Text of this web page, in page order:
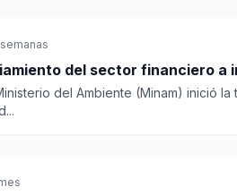
del sector financiero a
del Ambiente (Minam) inició